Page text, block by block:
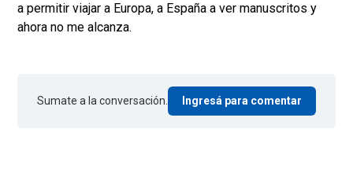
a permitir viajar a Europa, a España a ver manuscritos y
ahora no me alcanza.
Sumate a la conversación. Ingresá para comentar